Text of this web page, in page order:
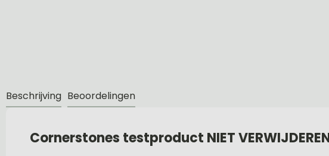
Beschrijving Beoordelingen
Cornerstones testproduct NIET